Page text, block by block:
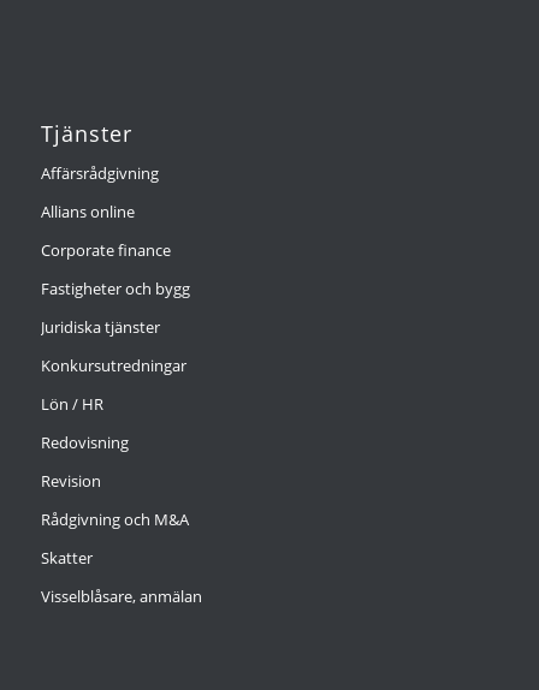
Tjänster
Affärsrådgivning
Allians online
Corporate finance
Fastigheter och bygg
Juridiska tjänster
Konkursutredningar
Lön / HR
Redovisning
Revision
Rådgivning och M&A
Skatter
Visselblåsare, anmälan